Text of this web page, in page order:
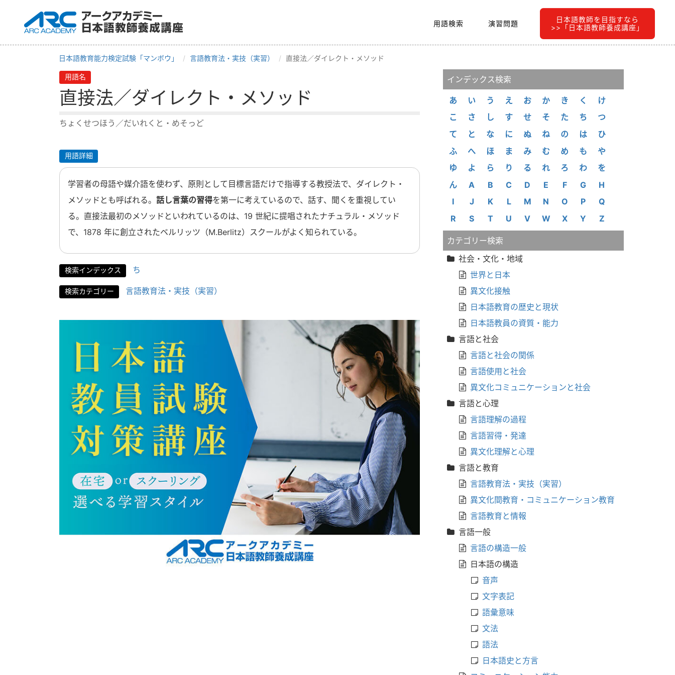
用語検索 演習問題 日本語教師を目指すなら
>>「日本語教師養成講座」
日本語教育能力検定試験「マンボウ」 言語教育法・実技（実習） 直接法／ダイレクト・メソッド
用語名
直接法／ダイレクト・メソッド
ちょくせつほう／だいれくと・めそっど
用語詳細
学習者の母語や媒介語を使わず、原則として目標言語だけで指導する教授法で、ダイレクト・
メソッドとも呼ばれる。 話し言葉の習得を第一に考えているので、話す、聞くを重視してい
る。直接法最初のメソッドといわれているのは、19 世紀に提唱されたナチュラル・メソッド
で、1878 年に創立されたベルリッツ（M.Berlitz）スクールがよく知られている。
検索インデックス ち
検索カテゴリー 言語教育法・実技（実習）
インデックス検索
あ い う え お か き く
け
こ
さ し す せ そ た ち
つ
て
と な に ぬ ね の は
ひ
ふ
へ ほ ま み む め も
や
ゆ
よ ら り る れ ろ わ
を
ん
A B C D E F G
H
I
J K L M N O P
Q
R
S T U V W X Y Z
カテゴリー検索
社会・文化・地域
世界と日本
異文化接触
日本語教育の歴史と現状
日本語教員の資質・能力
言語と社会
言語と社会の関係
言語使用と社会
異文化コミュニケーションと社会
言語と心理
言語理解の過程
言語習得・発達
異文化理解と心理
言語と教育
言語教育法・実技（実習）
異文化間教育・コミュニケーション教育
言語教育と情報
言語一般
言語の構造一般
日本語の構造
音声
文字表記
語彙意味
文法
語法
日本語史と方言